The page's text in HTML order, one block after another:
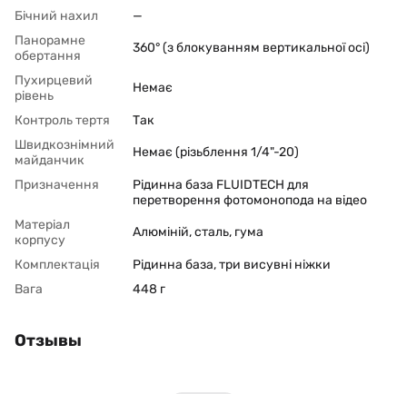
Бічний нахил
—
Панорамне
обертання
360° (з блокуванням вертикальної осі)
Пухирцевий
рівень
Немає
Контроль тертя
Так
Швидкознімний
майданчик
Немає (різьблення 1/4"-20)
Призначення
Рідинна база FLUIDTECH для
перетворення фотомонопода на відео
Матеріал
корпусу
Алюміній, сталь, гума
Комплектація
Рідинна база, три висувні ніжки
Вага
448 г
Отзывы